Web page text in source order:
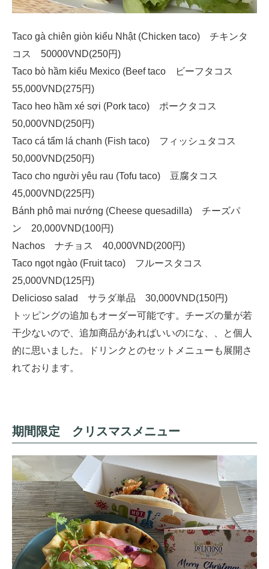
Taco gà chiên giòn kiểu Nhật (Chicken taco) チキンタ
コス 50000VND(250円)
Taco bò hầm kiểu Mexico (Beef taco ビーフタコス
55,000VND(275円)
Taco heo hầm xé sợi (Pork taco) ポークタコス
50,000VND(250円)
Taco cá tẩm lá chanh (Fish taco) フィッシュタコス
50,000VND(250円)
Taco cho người yêu rau (Tofu taco) 豆腐タコス
45,000VND(225円)
Bánh phô mai nướng (Cheese quesadilla) チーズパ
ン 20,000VND(100円)
Nachos ナチョス 40,000VND(200円)
Taco ngọt ngào (Fruit taco) フルースタコス
25,000VND(125円)
Delicioso salad サラダ単品 30,000VND(150円)
トッピングの追加もオーダー可能です。チーズの量が若
干少ないので、追加商品があればいいのにな、、と個人
的に思いました。ドリンクとのセットメニューも展開さ
れております。
期間限定 クリスマスメニュー